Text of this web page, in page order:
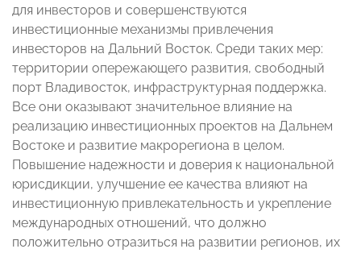
для инвесторов и совершенствуются
инвестиционные механизмы привлечения
инвесторов на Дальний Восток. Среди таких мер:
территории опережающего развития, свободный
порт Владивосток, инфраструктурная поддержка.
Все они оказывают значительное влияние на
реализацию инвестиционных проектов на Дальнем
Востоке и развитие макрорегиона в целом.
Повышение надежности и доверия к национальной
юрисдикции, улучшение ее качества влияют на
инвестиционную привлекательность и укрепление
международных отношений, что должно
положительно отразиться на развитии регионов, их